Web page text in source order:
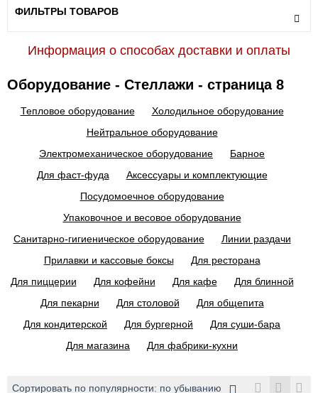
ФИЛЬТРЫ ТОВАРОВ
Информация о способах доставки и оплаты
Оборудование - Стеллажи - страница 8
Тепловое оборудование
Холодильное оборудование
Нейтральное оборудование
Электромеханическое оборудование
Барное
Для фаст-фуда
Аксессуары и комплектующие
Посудомоечное оборудование
Упаковочное и весовое оборудование
Санитарно-гигиеническое оборудование
Линии раздачи
Прилавки и кассовые боксы
Для ресторана
Для пиццерии
Для кофейни Для кафе
Для блинной
Для пекарни
Для столовой
Для общепита
Для кондитерской
Для бургерной
Для суши-бара
Для магазина
Для фабрики-кухни
Сортировать по популярности: по убыванию